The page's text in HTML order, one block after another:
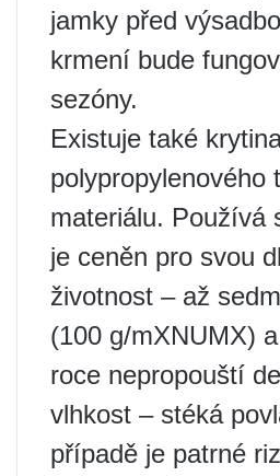
jamky před
krmení bude
sezóny.
Existuje také
polypropylenového
materiálu. Používá
je ceněn pro svou
životnost – až
(100 g/mXNUMX)
roce nepropouští
vlhkost – stéká
případě je patrné